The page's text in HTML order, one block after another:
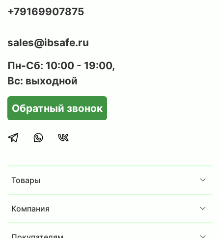
Товары
Компания
+79169907875
sales@ibsafe.ru
Пн-Сб: 10:00 - 19:00,
Вс: выходной
Обратный звонок